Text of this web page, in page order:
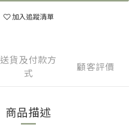
加入追蹤清單
送貨及付款方
式
顧客評價
商品描述